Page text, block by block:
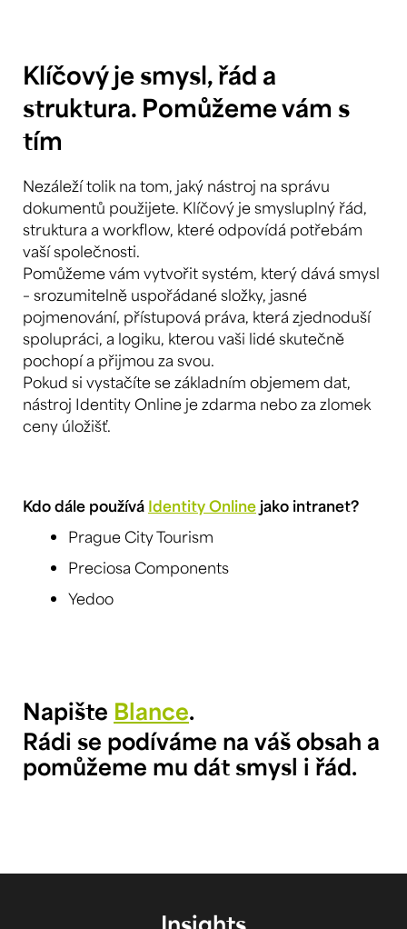
Klíčový je smysl, řád a
struktura. Pomůžeme vám s
tím
Nezáleží tolik na tom, jaký nástroj na správu
dokumentů použijete. Klíčový je smysluplný řád,
struktura a workflow, které odpovídá potřebám
vaší společnosti.
Pomůžeme vám vytvořit systém, který dává smysl
– srozumitelně uspořádané složky, jasné
pojmenování, přístupová práva, která zjednoduší
spolupráci, a logiku, kterou vaši lidé skutečně
pochopí a přijmou za svou.
Pokud si vystačíte se základním objemem dat,
nástroj Identity Online je zdarma nebo za zlomek
ceny úložišť.
Kdo dále používá Identity Online jako intranet?
Prague City Tourism
Preciosa Components
Yedoo
Napište Blance.
Rádi se podíváme na váš obsah a
pomůžeme mu dát smysl i řád.
Insights